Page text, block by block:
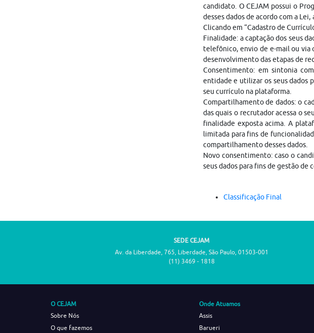
candidato. O CEJAM possui o
desses dados de acordo com a
Clicando em “Cadastro de
Finalidade: a captação dos seus
telefônico, envio de e-mail ou via
desenvolvimento das etapas de
Consentimento: em sintonia
entidade e utilizar os seus dados
seu currículo na plataforma.
Compartilhamento de dados: o
das quais o recrutador acessa o
finalidade exposta acima. A
limitada para fins de
compartilhamento desses dados.
Novo consentimento: caso o
seus dados para fins de gestão de
Classificação Final
SEDE CEJAM
Av. da Liberdade, 765, Liberdade, São Paulo, 01503-001
(11) 3469 - 1818
O CEJAM
Sobre Nós
O que fazemos
Onde Atuamos
Assis
Barueri